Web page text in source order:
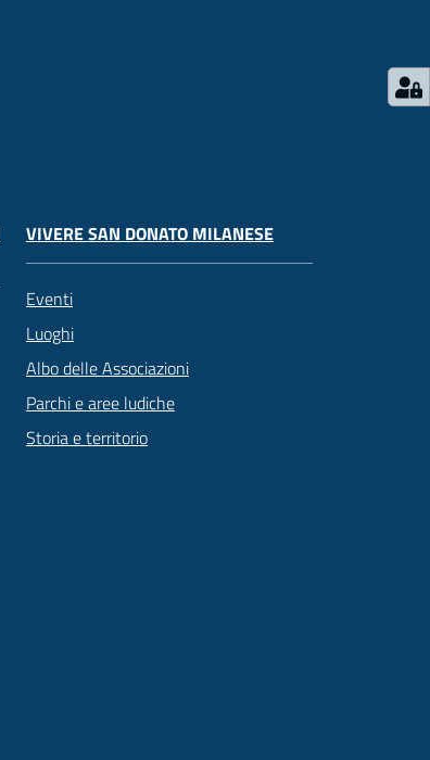
VIVERE SAN DONATO MILANESE
Eventi
Luoghi
Albo delle Associazioni
Parchi e aree ludiche
Storia e territorio